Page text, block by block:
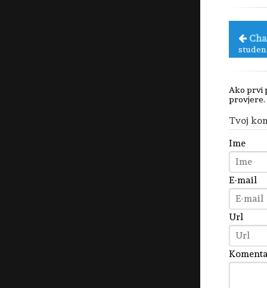
Ako prvi
provjere.
Tvoj
Ime
E-mail
Url